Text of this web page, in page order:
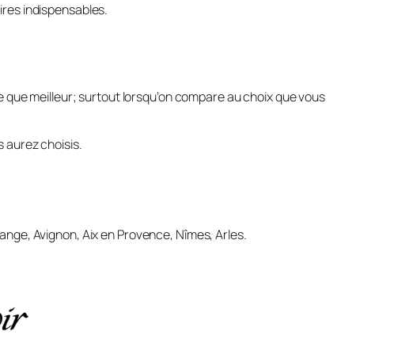
indispensables.
meilleur; surtout lorsqu’on compare au choix que vous
aurez choisis.
Avignon, Aix en Provence, Nîmes, Arles.